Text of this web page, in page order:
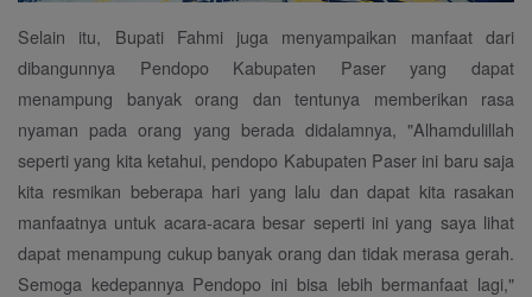
Selain itu, Bupati Fahmi juga menyampaikan manfaat dari
dibangunnya Pendopo Kabupaten Paser yang dapat
menampung banyak orang dan tentunya memberikan rasa
nyaman pada orang yang berada didalamnya, "Alhamdulillah
seperti yang kita ketahui, pendopo Kabupaten Paser ini baru saja
kita resmikan beberapa hari yang lalu dan dapat kita rasakan
manfaatnya untuk acara-acara besar seperti ini yang saya lihat
dapat menampung cukup banyak orang dan tidak merasa gerah.
Semoga kedepannya Pendopo ini bisa lebih bermanfaat lagi,"